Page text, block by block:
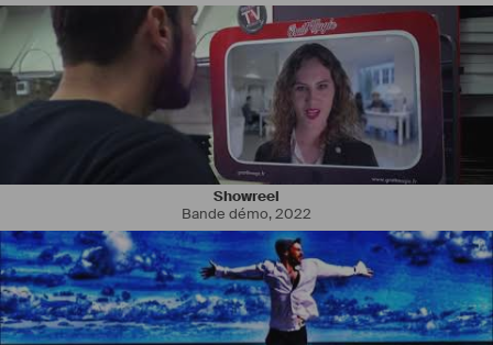
Showreel
Bande démo,2022